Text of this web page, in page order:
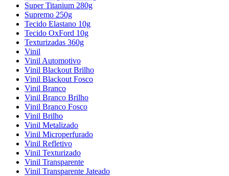
Super Titanium 280g
Supremo 250g
Tecido Elastano 10g
Tecido OxFord 10g
Texturizadas 360g
Vinil
Vinil Automotivo
Vinil Blackout Brilho
Vinil Blackout Fosco
Vinil Branco
Vinil Branco Brilho
Vinil Branco Fosco
Vinil Brilho
Vinil Metalizado
Vinil Microperfurado
Vinil Refletivo
Vinil Texturizado
Vinil Transparente
Vinil Transparente Jateado